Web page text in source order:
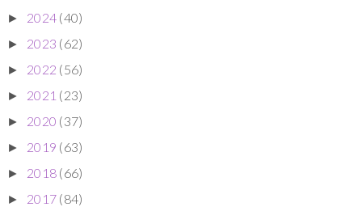
► 2024 (40)
► 2023 (62)
► 2022 (56)
► 2021 (23)
► 2020 (37)
► 2019 (63)
► 2018 (66)
► 2017 (84)